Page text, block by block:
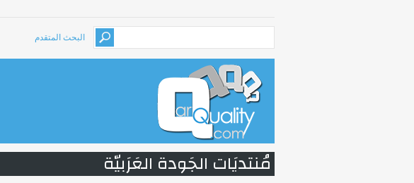
البحث المتقدم
مُنتديَات الجَودة العَرَبيّة